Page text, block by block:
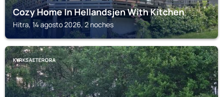
Cozy Home In Hellandsjen With Kitchen
Hitra, 14 agosto 2026, 2 noches
KYRKSAETERORA